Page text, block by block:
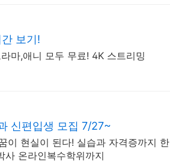
보기!
마,애니 모두 무료! 4K 스트리밍
신편입생 모집 7/27~
이 현실이 된다! 실습과 자격증까지 한
사 온라인복수학위까지